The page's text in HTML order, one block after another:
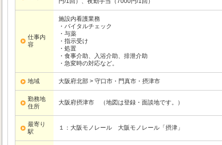
仕事内
容
施設内看護業務
・バイタルチェック
・与薬
・指示受け
・処置
・食事介助、入浴介助、排泄介助
・急変時の対応など。
地域 大阪府北部 > 守口市・門真市・摂津市
勤務地
住所
大阪府摂津市 （地図は登録・面談地です。）
最寄り
駅
１：大阪モノレール 大阪モノレール 「摂津」